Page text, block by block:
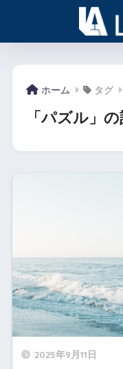
ホーム タグ
「パズル」
2025年9月11日